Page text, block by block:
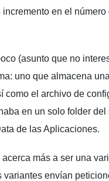
en el
(asunto que no
uno que almacena
como el archivo de
en un solo folder
de las Aplicaciones.
más a ser una
envían